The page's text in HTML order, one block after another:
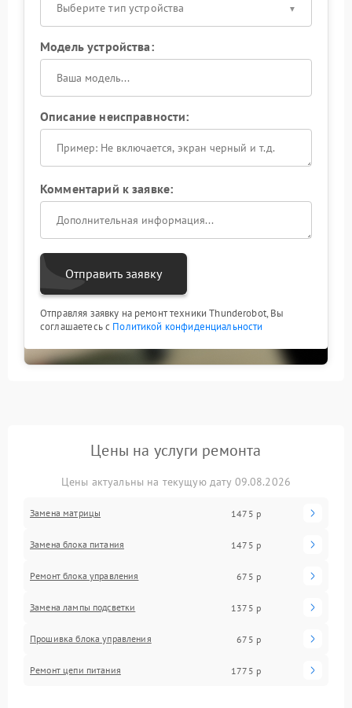
Выберите тип устройства
Модель устройства:
Описание неисправности:
Комментарий к заявке:
Отправить заявку
Отправляя заявку на ремонт техники Thunderobot, Вы
соглашаетесь с Политикой конфиденциальности
Цены на услуги ремонта
Цены актуальны на текущую дату 09.08.2026
Замена матрицы 1475 р
Замена блока питания 1475 р
Ремонт блока управления 675 р
Замена лампы подсветки 1375 р
Прошивка блока управления 675 р
Ремонт цепи питания 1775 р